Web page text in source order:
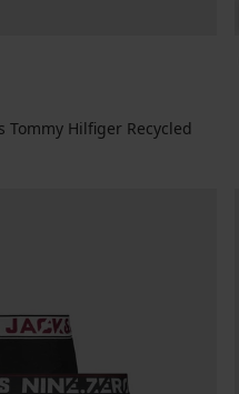
Tommy Hilfiger Recycled
prijs